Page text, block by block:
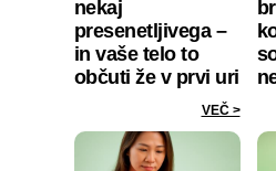
nekaj
presenetljivega –
in vaše telo to
občuti že v prvi uri
VEČ >